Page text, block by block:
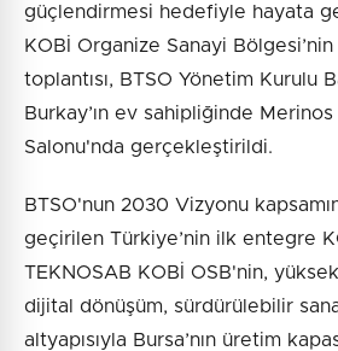
güçlendirmesi hedefiyle hayata
KOBİ Organize Sanayi Bölgesi’nin
toplantısı, BTSO Yönetim Kurulu
Burkay’ın ev sahipliğinde
Salonu'nda gerçekleştirildi.
BTSO'nun 2030 Vizyonu
geçirilen Türkiye’nin ilk entegre
TEKNOSAB KOBİ OSB'nin,
dijital dönüşüm, sürdürülebilir
altyapısıyla Bursa’nın üretim